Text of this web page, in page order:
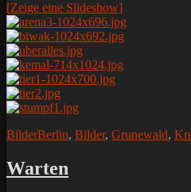
[Zeige eine Slideshow]
Kategorien
BilderSchlagworte
Berlin, Bilder, Grunewald,
Warten